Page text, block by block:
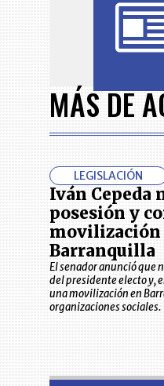
en su correo electrónico las noticias
MÁS DE
LEGISLACIÓN
Iván Cepeda
posesión y
movilización
Barranquilla
El senador anunció que
del presidente electo y,
una movilización en
organizaciones sociales.